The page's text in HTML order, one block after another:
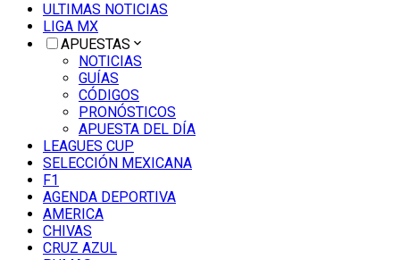
ULTIMAS NOTICIAS
LIGA MX
APUESTAS
NOTICIAS
GUÍAS
CÓDIGOS
PRONÓSTICOS
APUESTA DEL DÍA
LEAGUES CUP
SELECCIÓN MEXICANA
F1
AGENDA DEPORTIVA
AMERICA
CHIVAS
CRUZ AZUL